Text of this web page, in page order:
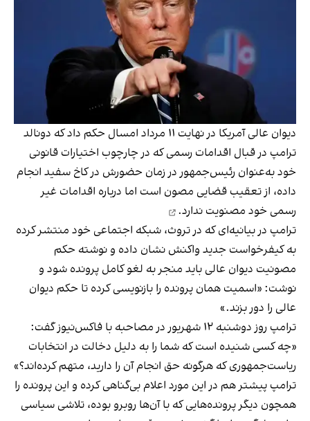
دیوان عالی آمریکا در نهایت ۱۱ مرداد امسال حکم داد که دونالد
ترامپ در قبال اقدامات رسمی که در چارچوب اختیارات قانونی
خود به‌عنوان رئیس‌جمهور در زمان حضورش در کاخ سفید انجام
داده، از تعقیب قضایی مصون است اما درباره اقدامات غیر
رسمی خود مصنویت ندارد.
ترامپ در بیانیه‌ای که در تروث، شبکه اجتماعی خود منتشر کرده
به کیفرخواست جدید واکنش نشان داده و نوشته حکم
مصونیت دیوان عالی باید منجر به لغو کامل پرونده شود و
نوشت: «اسمیت همان پرونده را بازنویسی کرده تا حکم دیوان
عالی را دور بزند.»
ترامپ روز دوشنبه ۱۲ شهریور در مصاحبه با فاکس‌نیوز گفت:
«چه کسی شنیده است که شما را به دلیل دخالت در انتخابات
ریاست‌جمهوری که هرگونه حق انجام آن را دارید، متهم کرده‌اند؟»
ترامپ پیشتر هم در این مورد اعلام بی‌گناهی کرده و این پرونده را
همچون دیگر پرونده‌هایی که با آن‌ها روبرو بوده، تلاشی سیاسی